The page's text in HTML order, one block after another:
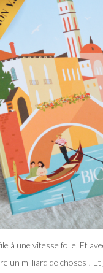
à une vitesse folle. Et
un milliard de choses !